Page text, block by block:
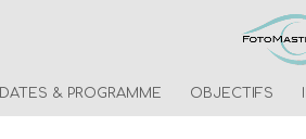
DATES & PROGRAMME OBJECTIFS